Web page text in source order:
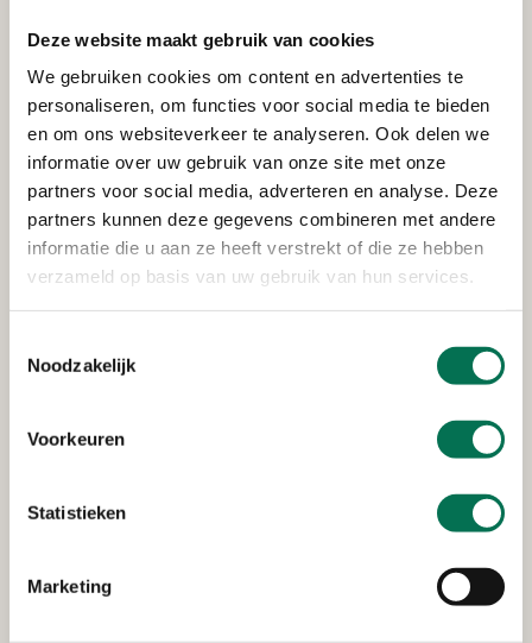
Deze website maakt gebruik van cookies
We gebruiken cookies om content en advertenties te
personaliseren, om functies voor social media te bieden
en om ons websiteverkeer te analyseren. Ook delen we
informatie over uw gebruik van onze site met onze
partners voor social media, adverteren en analyse. Deze
partners kunnen deze gegevens combineren met andere
informatie die u aan ze heeft verstrekt of die ze hebben
verzameld op basis van uw gebruik van hun services.
Noodzakelijk
Voorkeuren
Statistieken
Marketing
Verleend
Waterschap Hollandse Delta
Veerweg 51, 3336 LM Zwijndrecht
Uilenvlietsehaven 1, 2995 BE Heerjansdam